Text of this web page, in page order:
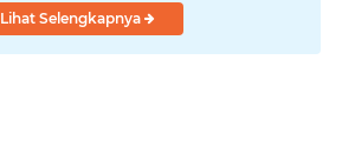
Lihat Selengkapnya